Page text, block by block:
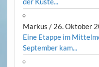
Markus / 26. Oktober
Eine Etappe im
September kam...